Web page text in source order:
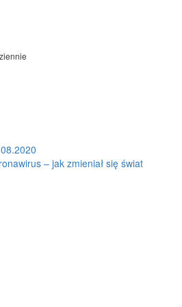
– jak zmieniał się świat